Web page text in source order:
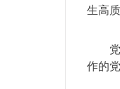
生高
作的